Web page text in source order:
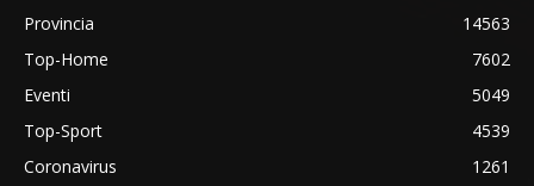
Provincia
14563
Top-Home
7602
Eventi
5049
Top-Sport
4539
Coronavirus
1261